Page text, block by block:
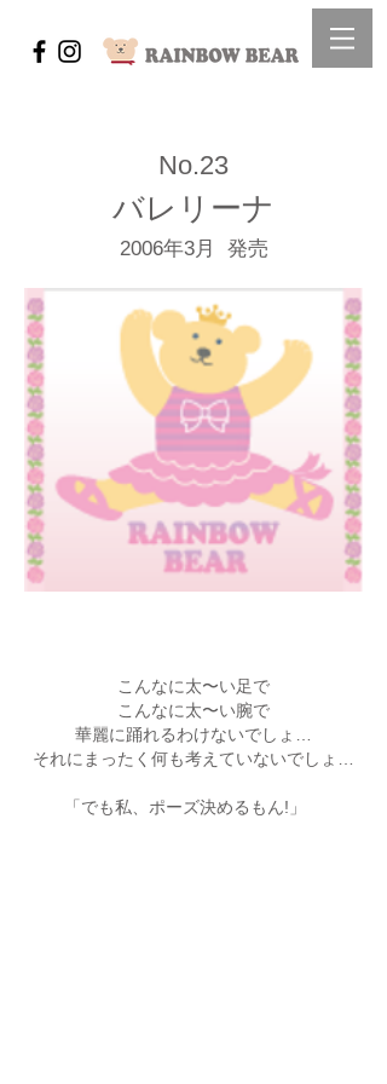
No.23
バレリーナ
​2006年3月 発売
こんなに太〜い足で
こんなに太〜い腕で
華麗に踊れるわけないでしょ…
それにまったく何も考えていないでしょ…
「でも私、ポーズ決めるもん!」